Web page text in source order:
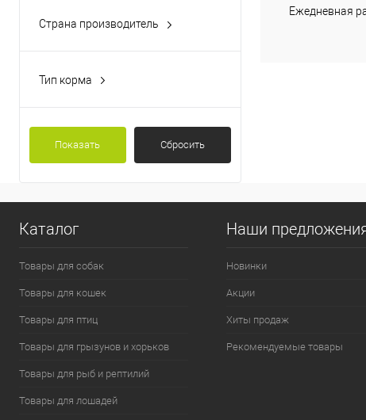
Страна производитель
Тип корма
Показать Сбросить
В избранное
Ежедневная
Каталог
Товары для собак
Товары для кошек
Товары для птиц
Товары для грызунов и хорьков
Товары для рыб и рептилий
Товары для лошадей
Наши
Новинки
Акции
Хиты продаж
Рекомендуемые товары